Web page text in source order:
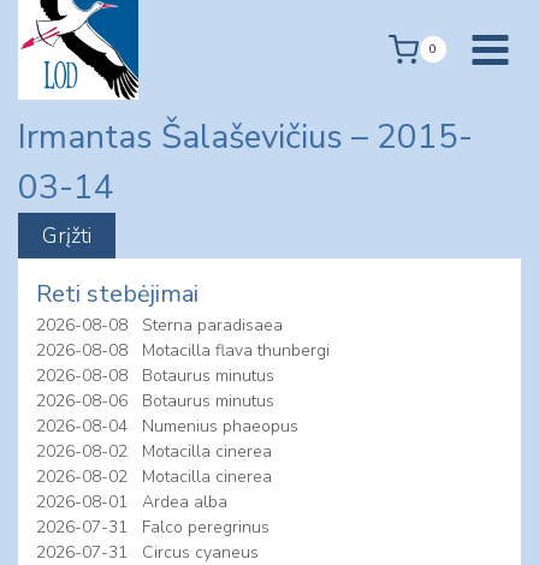
content
0
Irmantas Šalaševičius – 2015-
03-14
Reti stebėjimai
2026-08-08
Sterna paradisaea
2026-08-08
Motacilla flava thunbergi
2026-08-08
Botaurus minutus
2026-08-06
Botaurus minutus
2026-08-04
Numenius phaeopus
2026-08-02
Motacilla cinerea
2026-08-02
Motacilla cinerea
2026-08-01
Ardea alba
2026-07-31
Falco peregrinus
2026-07-31
Circus cyaneus